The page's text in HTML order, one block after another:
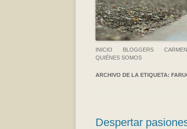
INICIO BLOGGERS
QUIÉNES SOMOS
ARCHIVO DE LA ETIQUETA:
Despertar